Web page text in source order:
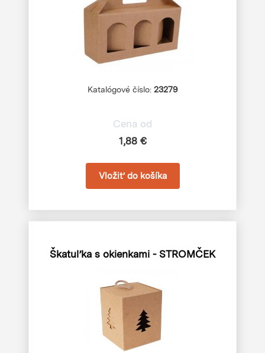
Katalógové číslo: 23279
Cena od
1,88 €
Škatuľka s okienkami - STROMČEK